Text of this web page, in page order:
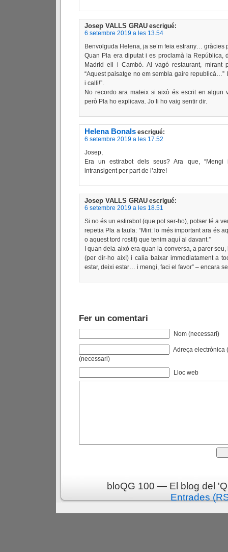
Josep VALLS GRAU escrigué:
6 setembre 2019 a les 13.54
Benvolguda Helena, ja se’m feia estrany… gràcies
Quan Pla era diputat i es proclamà la República,
Madrid ell i Cambó. Al vagó restaurant, mirant
“Aquest paisatge no em sembla gaire republicà…”
i calli!”.
No recordo ara mateix si això és escrit en algun
però Pla ho explicava. Jo li ho vaig sentir dir.
Helena Bonals escrigué:
6 setembre 2019 a les 17.52
Josep,
Era un estirabot dels seus? Ara que, “Mengi
intransigent per part de l’altre!
Josep VALLS GRAU escrigué:
6 setembre 2019 a les 18.51
Si no és un estirabot (que pot ser-ho), potser té a
repetia Pla a taula: “Miri: lo més important ara és
o aquest tord rostit) que tenim aquí al davant.”
I quan deia això era quan la conversa, a parer
(per dir-ho així) i calia baixar immediatament a
estar, deixi estar… i mengi, faci el favor” – encara
Fer un comentari
Nom (necessari)
Adreça electrònica
(necessari)
Lloc web
bloQG 100 — El blog del
Entrades